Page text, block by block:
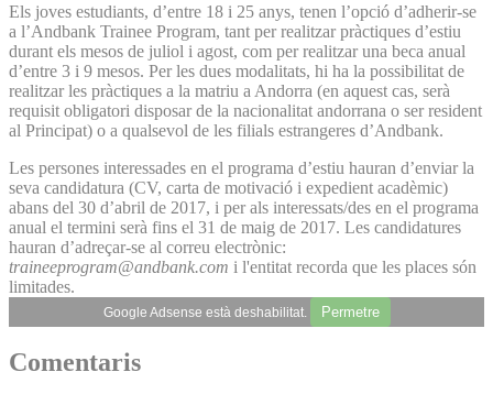
Els joves estudiants, d’entre 18 i 25 anys, tenen l’opció d’adherir-se
a l’Andbank Trainee Program, tant per realitzar pràctiques d’estiu
durant els mesos de juliol i agost, com per realitzar una beca anual
d’entre 3 i 9 mesos. Per les dues modalitats, hi ha la possibilitat de
realitzar les pràctiques a la matriu a Andorra (en aquest cas, serà
requisit obligatori disposar de la nacionalitat andorrana o ser resident
al Principat) o a qualsevol de les filials estrangeres d’Andbank.
Les persones interessades en el programa d’estiu hauran d’enviar la
seva candidatura (CV, carta de motivació i expedient acadèmic)
abans del 30 d’abril de 2017, i per als interessats/des en el programa
anual el termini serà fins el 31 de maig de 2017. Les candidatures
hauran d’adreçar-se al correu electrònic:
traineeprogram@andbank.com i l'entitat recorda que les places són
limitades.
Google Adsense està deshabilitat. Permetre
Comentaris